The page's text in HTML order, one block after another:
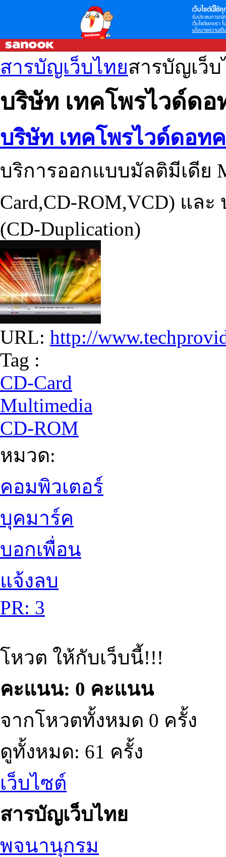
เว็บไซต์นี้ใช้คุ
รับประสบการณ์
เว็บไซต์ของเรา
นโยบายความเป็
สารบัญเว็บไทยสารบัญเว็
บริษัท เทคโพรไวด์ด
บริษัท เทคโพรไวด์ดอท
บริการออกแบบมัลติมีเดีย
Card,CD-ROM,VCD) แล
(CD-Duplication)
URL: http://
Tag :
CD-Card
Multimedia
CD-ROM
หมวด:
คอมพิวเตอร์
บุคมาร์ค
บอกเพื่อน
แจ้งลบ
PR: 3
โหวต ให้กับเว็บนี้!!!
คะแนน: 0 คะแนน
จากโหวตทั้งหมด 0 ครั้ง
ดูทั้งหมด: 61 ครั้ง
เว็บไซต์
สารบัญเว็บไทย
พจนานุกรม